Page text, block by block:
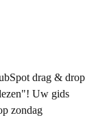
drag & drop
Uw gids
zondag